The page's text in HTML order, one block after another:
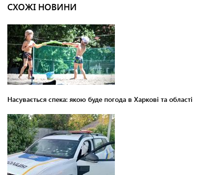
СХОЖІ НОВИНИ
Насувається спека: якою буде погода в Харкові та області